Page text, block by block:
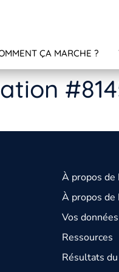
ÇA MARCHE ?
À propos de
À propos de
Vos
Ressources
Résultats